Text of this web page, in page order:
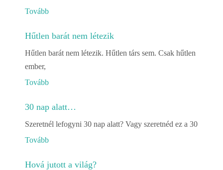
Tovább
Hűtlen barát nem létezik
Hűtlen barát nem létezik. Hűtlen társ sem. Csak hűtlen
ember,
Tovább
30 nap alatt…
Szeretnél lefogyni 30 nap alatt? Vagy szeretnéd ez a 30
Tovább
Hová jutott a világ?